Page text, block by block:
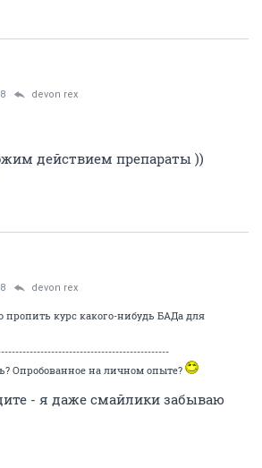
devon rex
действием препараты ))
devon rex
пропить курс какого-нибудь БАДа для
Опробованное на личном опыте?
- я даже смайлики забываю